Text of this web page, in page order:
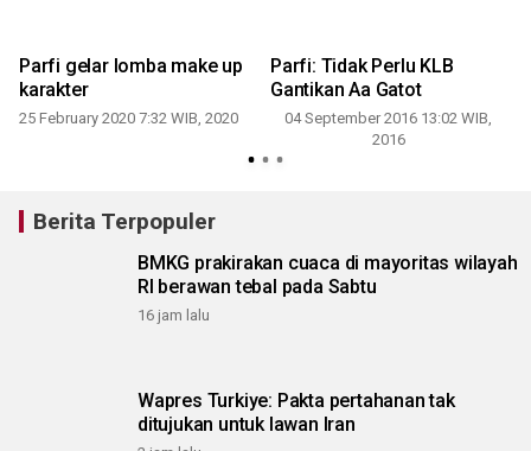
Parfi gelar lomba make up
karakter
25 February 2020 7:32 WIB, 2020
Parfi: Tidak Perlu KLB
Gantikan Aa Gatot
04 September 2016 13:02 WIB,
2016
Berita Terpopuler
BMKG prakirakan cuaca di mayoritas wilayah
RI berawan tebal pada Sabtu
16 jam lalu
Wapres Turkiye: Pakta pertahanan tak
ditujukan untuk lawan Iran